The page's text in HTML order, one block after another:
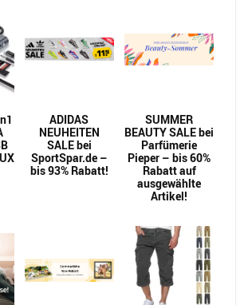
ADIDAS
NEUHEITEN
SALE bei
SportSpar.de –
bis 93% Rabatt!
SUMMER
BEAUTY SALE bei
Parfümerie
Pieper – bis 60%
Rabatt auf
ausgewählte
Artikel!